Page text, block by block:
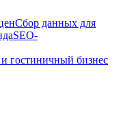
Сбор данных для
SEO-
гостиничный бизнес